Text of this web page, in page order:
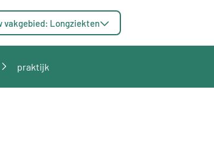
vakgebied: Longziekten
praktijk